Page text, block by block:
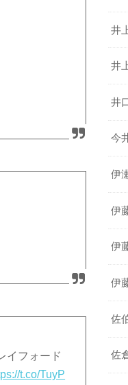
イフォード
t.co/TuyP
井
井
井
今
伊
伊
伊
伊
佐
佐